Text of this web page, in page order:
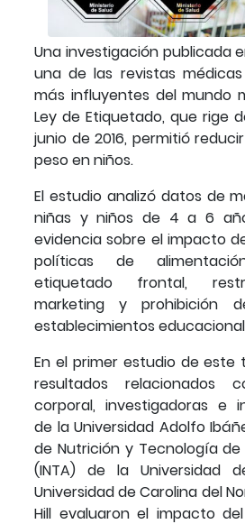
Una investigación publicada
una de las revistas
más influyentes del mundo
Ley de Etiquetado, que rige
junio de 2016, permitió
peso en niños.
El estudio analizó datos de
niñas y niños de 4 a 6
evidencia sobre el impacto
políticas de
etiquetado frontal,
marketing y prohibición
establecimientos
En el primer estudio de este
resultados relacionados
corporal, investigadoras e
de la Universidad Adolfo
de Nutrición y Tecnología de
(INTA) de la Universidad
Universidad de Carolina del
Hill evaluaron el impacto